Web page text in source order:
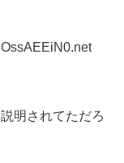
明されてただろ